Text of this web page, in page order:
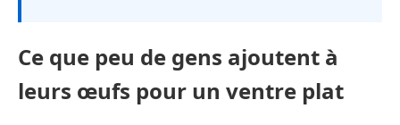
Ce que peu de gens ajoutent à
leurs œufs pour un ventre plat